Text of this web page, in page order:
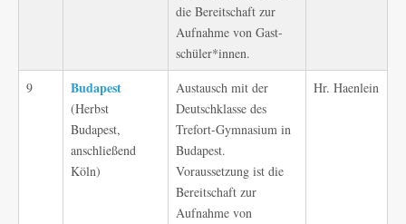
die Bereitschaft zur
Aufnahme von Gast-
schüler*innen.
9 Budapest
(Herbst
Budapest,
anschließend
Köln)
Austausch mit der
Deutschklasse des
Trefort-Gymnasium in
Budapest.
Voraussetzung ist die
Bereitschaft zur
Aufnahme von
Hr. Haenlein